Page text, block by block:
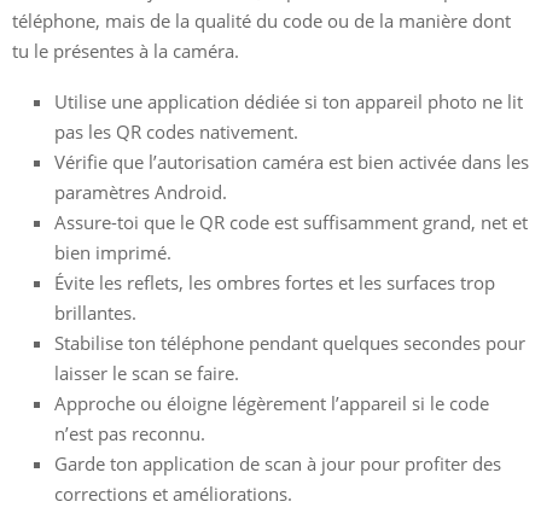
téléphone, mais de la qualité du code ou de la manière dont
tu le présentes à la caméra.
Utilise une application dédiée si ton appareil photo ne lit
pas les QR codes nativement.
Vérifie que l’autorisation caméra est bien activée dans les
paramètres Android.
Assure-toi que le QR code est suffisamment grand, net et
bien imprimé.
Évite les reflets, les ombres fortes et les surfaces trop
brillantes.
Stabilise ton téléphone pendant quelques secondes pour
laisser le scan se faire.
Approche ou éloigne légèrement l’appareil si le code
n’est pas reconnu.
Garde ton application de scan à jour pour profiter des
corrections et améliorations.